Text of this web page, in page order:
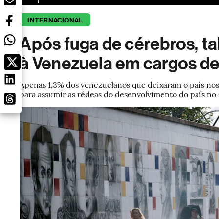
INTERNACIONAL
Após fuga de cérebros,
à Venezuela em cargos
Apenas 1,3% dos venezuelanos que deixaram o país
para assumir as rédeas do desenvolvimento do país